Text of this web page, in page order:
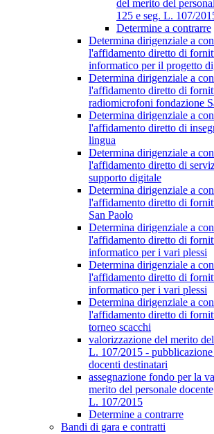
del merito del
125 e seg. L. 107/
Determine a contrarre
Determina dirigenziale a
l'affidamento diretto di
informatico per il progetto
Determina dirigenziale a
l'affidamento diretto di
radiomicrofoni fondazione
Determina dirigenziale a
l'affidamento diretto di
lingua
Determina dirigenziale a
l'affidamento diretto di
supporto digitale
Determina dirigenziale a
l'affidamento diretto di
San Paolo
Determina dirigenziale a
l'affidamento diretto di
informatico per i vari plessi
Determina dirigenziale a
l'affidamento diretto di
informatico per i vari plessi
Determina dirigenziale a
l'affidamento diretto di
torneo scacchi
valorizzazione del merito
L. 107/2015 -
docenti destinatari
assegnazione fondo per la
merito del personale
L. 107/2015
Determine a contrarre
Bandi di gara e contratti